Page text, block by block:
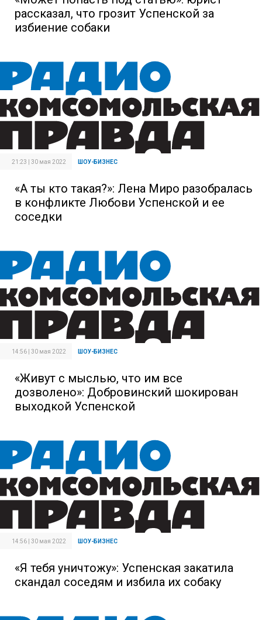
рассказал, что грозит Успенской за
избиение собаки
21:23 | 30 мая 2022 ШОУ-БИЗНЕС
«А ты кто такая?»: Лена Миро разобралась
в конфликте Любови Успенской и ее
соседки
14:56 | 30 мая 2022 ШОУ-БИЗНЕС
«Живут с мыслью, что им все
дозволено»: Добровинский шокирован
выходкой Успенской
14:56 | 30 мая 2022 ШОУ-БИЗНЕС
«Я тебя уничтожу»: Успенская закатила
скандал соседям и избила их собаку